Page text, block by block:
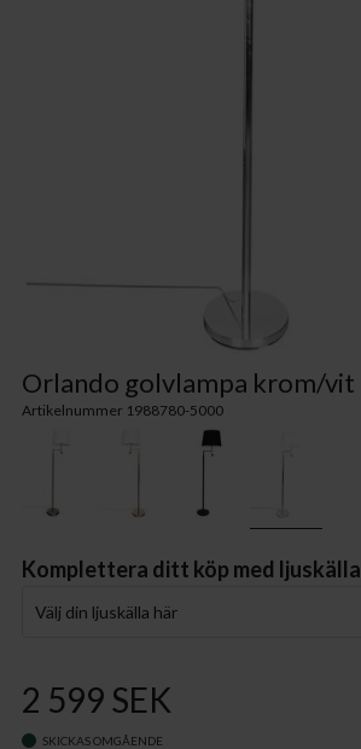
Orlando golvlampa krom/vit
Artikelnummer 1988780-5000
Komplettera ditt köp med ljuskälla
Välj din ljuskälla här
2 599 SEK
SKICKAS OMGÅENDE